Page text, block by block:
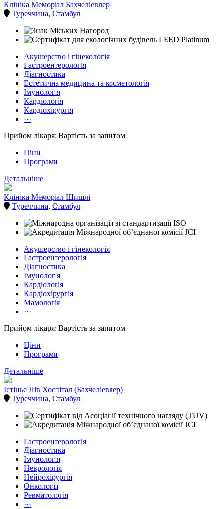
Клініка Меморіал Бахчеліевлер
Туреччина, Стамбул
Акушерство і гінекологія
Гастроентерологія
Діагностика
Естетична медицина та косметологія
Імунологія
Кардіологія
Кардіохірургія
···
Прийом лікаря: Вартість за запитом
Ціни
Програми
Детальніше
Клініка Меморіал Шишлі
Туреччина, Стамбул
Акушерство і гінекологія
Гастроентерологія
Діагностика
Імунологія
Кардіологія
Кардіохірургія
Мамологія
···
Прийом лікаря: Вартість за запитом
Ціни
Програми
Детальніше
Істінье Лів Хоспітал (Бахчеліевлер)
Туреччина, Стамбул
Гастроентерологія
Діагностика
Імунологія
Неврологія
Нейрохірургія
Онкологія
Ревматологія
···